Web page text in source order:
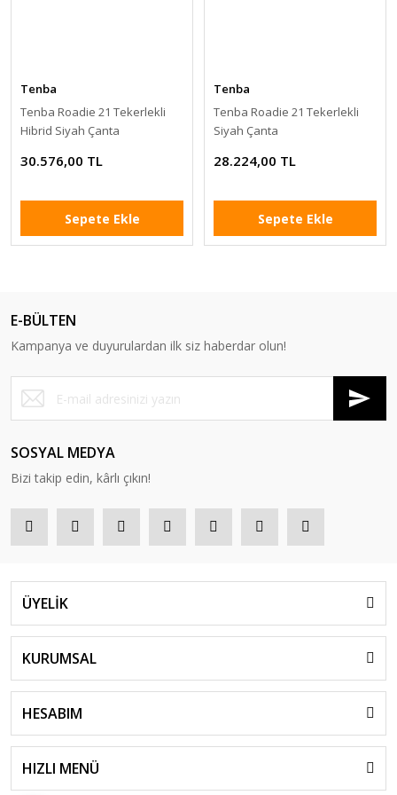
Tenba
Tenba Roadie 21 Tekerlekli
Hibrid Siyah Çanta
30.576,00 TL
Sepete Ekle
Tenba
Tenba Roadie 21 Tekerlekli
Siyah Çanta
28.224,00 TL
Sepete Ekle
E-BÜLTEN
Kampanya ve duyurulardan ilk siz haberdar olun!
SOSYAL MEDYA
Bizi takip edin, kârlı çıkın!
ÜYELİK
KURUMSAL
HESABIM
HIZLI MENÜ